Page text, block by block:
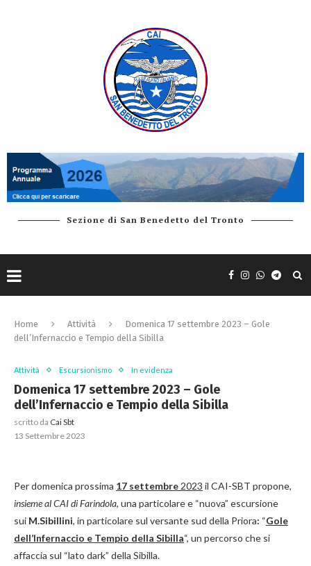
Sezione di San Benedetto del Tronto
Home Attività
Domenica 17 settembre 2023 – Gole
dell’Infernaccio e Tempio della Sibilla
Attività Escursionismo In evidenza
Domenica 17 settembre 2023 – Gole
dell’Infernaccio e Tempio della Sibilla
scritto da Cai Sbt
13 Settembre 2023
Per domenica prossima 17 settembre 2023 il CAI-SBT propone,
insieme al CAI di Farindola, una particolare e “nuova” escursione
sui M.Sibillini, in particolare sul versante sud della Priora: “Gole
dell’Infernaccio e Tempio della Sibilla“, un percorso che si
affaccia sul “lato dark” della Sibilla.